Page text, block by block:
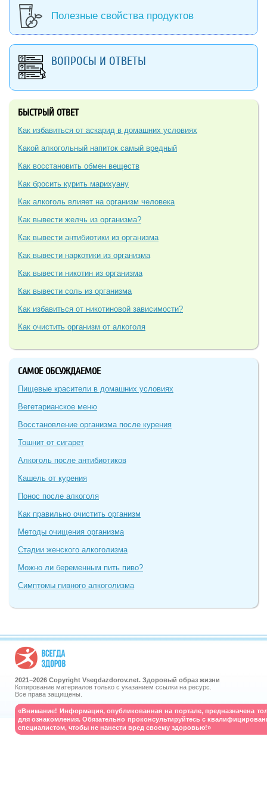
Полезные свойства продуктов
ВОПРОСЫ И ОТВЕТЫ
БЫСТРЫЙ ОТВЕТ
Как избавиться от аскарид в домашних условиях
Какой алкогольный напиток самый вредный
Как восстановить обмен веществ
Как бросить курить марихуану
Как алкоголь влияет на организм человека
Как вывести желчь из организма?
Как вывести антибиотики из организма
Как вывести наркотики из организма
Как вывести никотин из организма
Как вывести соль из организма
Как избавиться от никотиновой зависимости?
Как очистить организм от алкоголя
САМОЕ ОБСУЖДАЕМОЕ
Пищевые красители в домашних условиях
Вегетарианское меню
Восстановление организма после курения
Тошнит от сигарет
Алкоголь после антибиотиков
Кашель от курения
Понос после алкоголя
Как правильно очистить организм
Методы очищения организма
Стадии женского алкоголизма
Можно ли беременным пить пиво?
Симптомы пивного алкоголизма
2021–2026 Copyright Vsegdazdorov.net. Здоровый образ жизни
Копирование материалов только с указанием ссылки на ресурс.
Все права защищены.
«Внимание! Информация, опубликованная на портале, предназначена
для ознакомления. Обязательно проконсультируйтесь с
специалистом, чтобы не нанести вред своему здоровью!»